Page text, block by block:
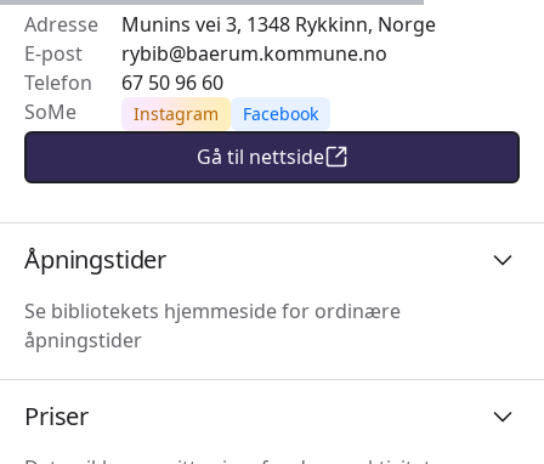
Adresse
Munins vei 3, 1348 Rykkinn, Norge
E-post
rybib@baerum.kommune.no
Telefon
67 50 96 60
SoMe
Instagram Facebook
Gå til nettside
Åpningstider
Se bibliotekets hjemmeside for ordinære
åpningstider
Priser